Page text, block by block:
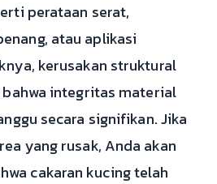
perataan serat,
atau aplikasi
kerusakan struktural
integritas material
secara signifikan. Jika
yang rusak, Anda akan
cakaran kucing telah